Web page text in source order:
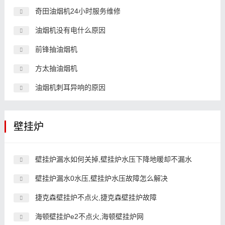
奇田油烟机24小时服务维修
油烟机没有电什么原因
前锋抽油烟机
方太抽油烟机
油烟机刺耳异响的原因
壁挂炉
壁挂炉漏水如何关掉,壁挂炉水压下降地暖却不漏水
壁挂炉漏水0水压,壁挂炉水压故障怎么解决
捷克森壁挂炉不点火,捷克森壁挂炉故障
海顿壁挂炉e2不点火,海顿壁挂炉网